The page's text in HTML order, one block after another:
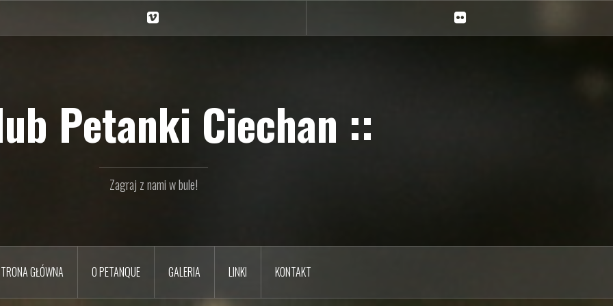
na
na
Petanki Ciechan ::
Zagraj z nami w bule!
GŁÓWNA O PETANQUE GALERIA LINKI KONTAKT